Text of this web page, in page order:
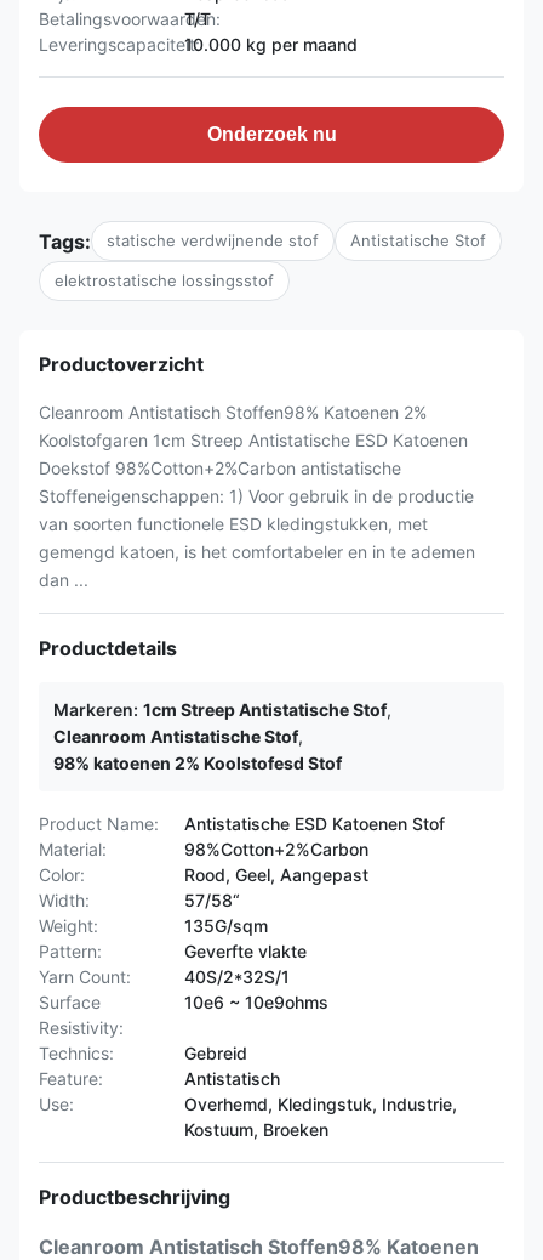
Betalingsvoorwaarden:
T/T
Leveringscapaciteit:10.000 kg per maand
Onderzoek nu
Tags: statische verdwijnende stof Antistatische Stof
elektrostatische lossingsstof
Productoverzicht
Cleanroom Antistatisch Stoffen98% Katoenen 2%
Koolstofgaren 1cm Streep Antistatische ESD Katoenen
Doekstof 98%Cotton+2%Carbon antistatische
Stoffeneigenschappen: 1) Voor gebruik in de productie
van soorten functionele ESD kledingstukken, met
gemengd katoen, is het comfortabeler en in te ademen
dan ...
Productdetails
Markeren: 1cm Streep Antistatische Stof,
Cleanroom Antistatische Stof,
98% katoenen 2% Koolstofesd Stof
Product Name:
Antistatische ESD Katoenen Stof
Material:
98%Cotton+2%Carbon
Color:
Rood, Geel, Aangepast
Width:
57/58“
Weight:
135G/sqm
Pattern:
Geverfte vlakte
Yarn Count:
40S/2*32S/1
Surface
Resistivity:
10e6 ~ 10e9ohms
Technics:
Gebreid
Feature:
Antistatisch
Use:
Overhemd, Kledingstuk, Industrie,
Kostuum, Broeken
Productbeschrijving
Cleanroom Antistatisch Stoffen98% Katoenen